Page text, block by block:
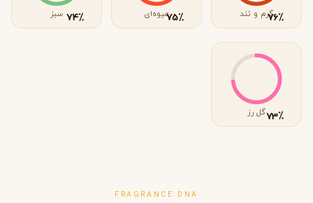
٪76گرم و تند ٪75میوه‌ای ٪74 سبز
٪73گل رز
FRAGRANCE DNA